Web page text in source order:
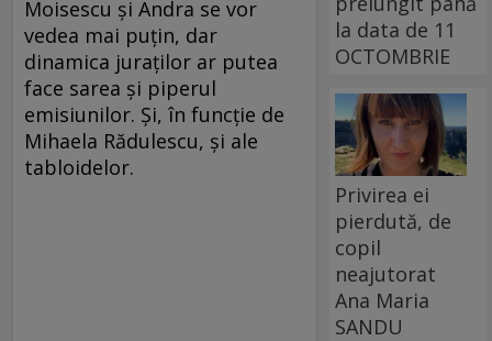
Moisescu și Andra se vor
vedea mai puțin, dar
dinamica juraților ar putea
face sarea și piperul
emisiunilor. Și, în funcție de
Mihaela Rădulescu, și ale
tabloidelor.
la data de 11
OCTOMBRIE
Privirea ei
pierdută, de
copil
neajutorat
Ana Maria
SANDU